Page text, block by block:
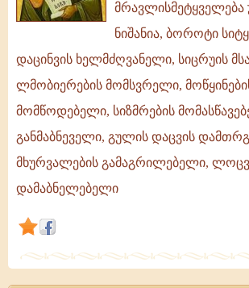
მრავლისმეტყველება
უგუნურების
ნიშანია,
ბოროტი
სიტყვის
კარი,
დაცინვის
ხელმძღვანელი,
სიცრუის
მსახური,
მრავლისმეტყველება
ნიშანია, ბოროტი
დაცინვის ხელმძღვანელი, სიცრუის
ლმობიერების მომსვრელი,
მომწოდებელი, სიზმრების
განმაბნეველი, გულის დაცვის
მხურვალების გამაგრილებელი,
დამაბნელებელი